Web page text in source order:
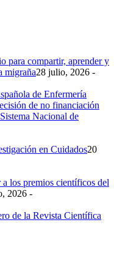
para compartir, aprender y
migraña28 julio, 2026 -
de Enfermería
de no financiación
Nacional de
en Cuidados20
a los premios científicos del
2026 -
de la Revista Científica